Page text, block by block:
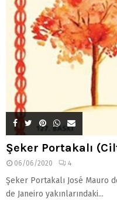
Şeker Portakalı
06/06/2020 4
Şeker Portakalı José Mauro
de Janeiro yakınlarındaki...